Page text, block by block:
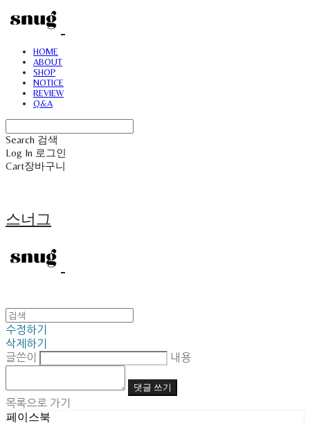
HOME
ABOUT
SHOP
NOTICE
REVIEW
Q&A
Search 검색
Log In 로그인
Cart장바구니
스너그
수정하기
삭제하기
글쓴이
내용
댓글 쓰기
목록으로 가기
페이스북